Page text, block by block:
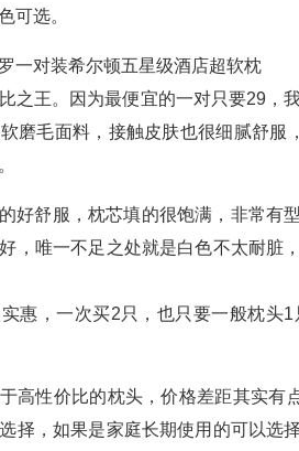
可选。
一对装希尔顿五星级酒店超软枕
之王。因为最便宜的一对只要29，
磨毛面料，接触皮肤也很细腻舒
好舒服，枕芯填的很饱满，非常有
，唯一不足之处就是白色不太耐脏
惠，一次买2只，也只要一般枕头
高性价比的枕头，价格差距其实
择，如果是家庭长期使用的可以选